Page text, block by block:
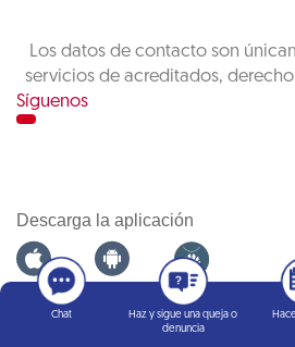
Los datos de contacto son
servicios de acreditados,
Síguenos
Descarga la aplicación
Infonatel
Chat
Haz y sigue una queja o
denuncia